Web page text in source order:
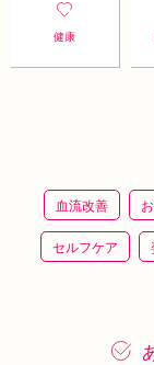
健康
血流改善
セルフケア